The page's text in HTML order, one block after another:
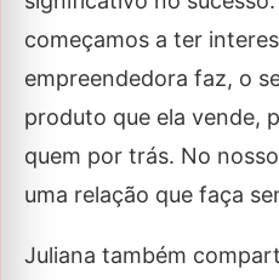
começamos a ter
empreendedora faz, o
produto que ela vende,
quem por trás. No
uma relação que faça
Juliana também